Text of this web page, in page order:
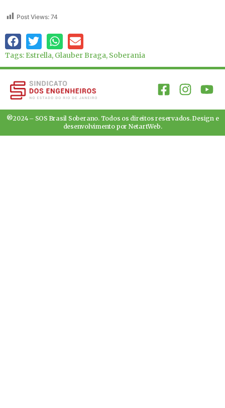
Post Views: 74
Tags: Estrella, Glauber Braga, Soberania
®2024 – SOS Brasil Soberano. Todos os direitos reservados. Design e
desenvolvimento por NetartWeb.